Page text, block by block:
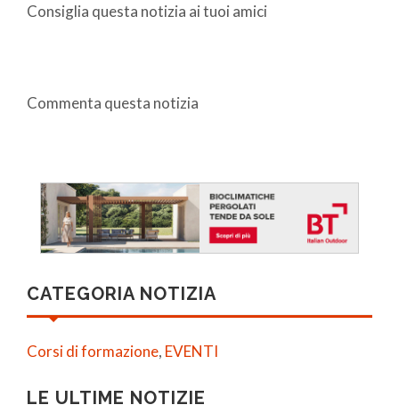
Consiglia questa notizia ai tuoi amici
Commenta questa notizia
CATEGORIA NOTIZIA
Corsi di formazione, EVENTI
LE ULTIME NOTIZIE